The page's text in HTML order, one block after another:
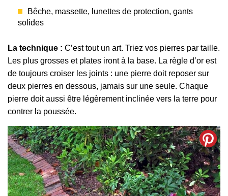
Bêche, massette, lunettes de protection, gants
solides
La technique : C’est tout un art. Triez vos pierres par taille.
Les plus grosses et plates iront à la base. La règle d’or est
de toujours croiser les joints : une pierre doit reposer sur
deux pierres en dessous, jamais sur une seule. Chaque
pierre doit aussi être légèrement inclinée vers la terre pour
contrer la poussée.